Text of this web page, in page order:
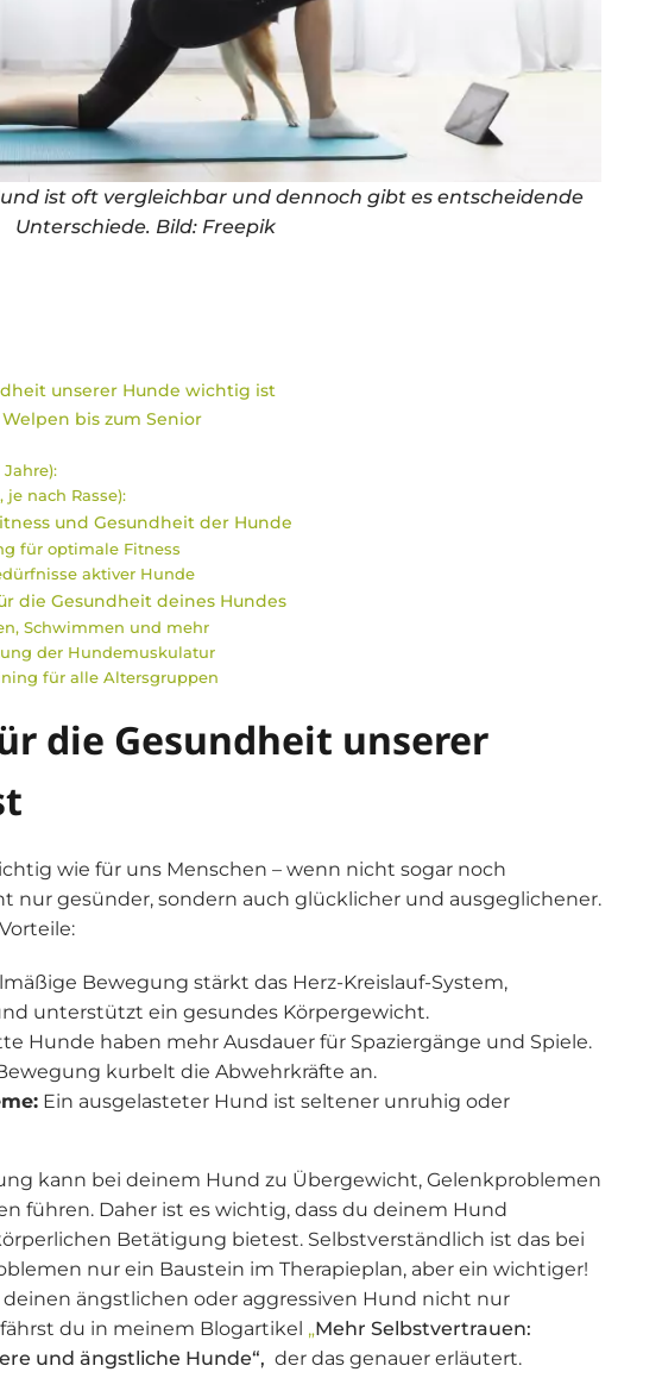
ist oft vergleichbar und dennoch gibt es entscheidende
Unterschiede. Bild: Freepik
unserer Hunde wichtig ist
bis zum Senior
je nach Rasse):
und Gesundheit der Hunde
für optimale Fitness
aktiver Hunde
die Gesundheit deines Hundes
Schwimmen und mehr
der Hundemuskulatur
für alle Altersgruppen
die Gesundheit unserer
wie für uns Menschen – wenn nicht sogar noch
nur gesünder, sondern auch glücklicher und ausgeglichener.
Bewegung stärkt das Herz-Kreislauf-System,
unterstützt ein gesundes Körpergewicht.
Hunde haben mehr Ausdauer für Spaziergänge und Spiele.
kurbelt die Abwehrkräfte an.
Ein ausgelasteter Hund ist seltener unruhig oder
kann bei deinem Hund zu Übergewicht, Gelenkproblemen
führen. Daher ist es wichtig, dass du deinem Hund
Betätigung bietest. Selbstverständlich ist das bei
nur ein Baustein im Therapieplan, aber ein wichtiger!
ängstlichen oder aggressiven Hund nicht nur
du in meinem Blogartikel „Mehr Selbstvertrauen:
und ängstliche Hunde“, der das genauer erläutert.